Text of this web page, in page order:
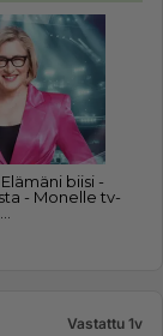
Vastattu 1v